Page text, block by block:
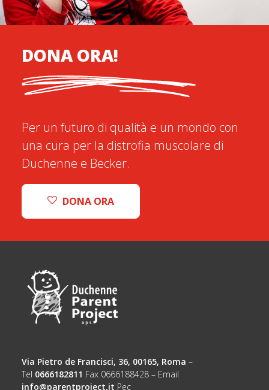
DONA ORA!
Per un futuro di qualità e un mondo con
una cura per la distrofia muscolare di
Duchenne e Becker.
DONA ORA
Via Pietro de Francisci, 36, 00165, Roma –
Tel 0666182811 Fax 0666188428 – Email
info@parentproject.it Pec